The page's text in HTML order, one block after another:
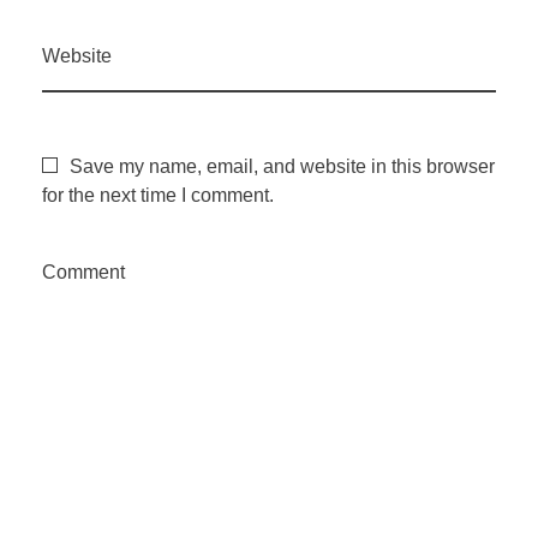
Website
Save my name, email, and website in this browser
for the next time I comment.
Comment